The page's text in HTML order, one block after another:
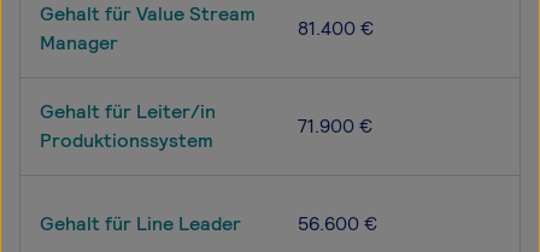
Gehalt für Value Stream
Manager
81.400 €
Gehalt für Leiter/in
Produktionssystem
71.900 €
Gehalt für Line Leader 56.600 €